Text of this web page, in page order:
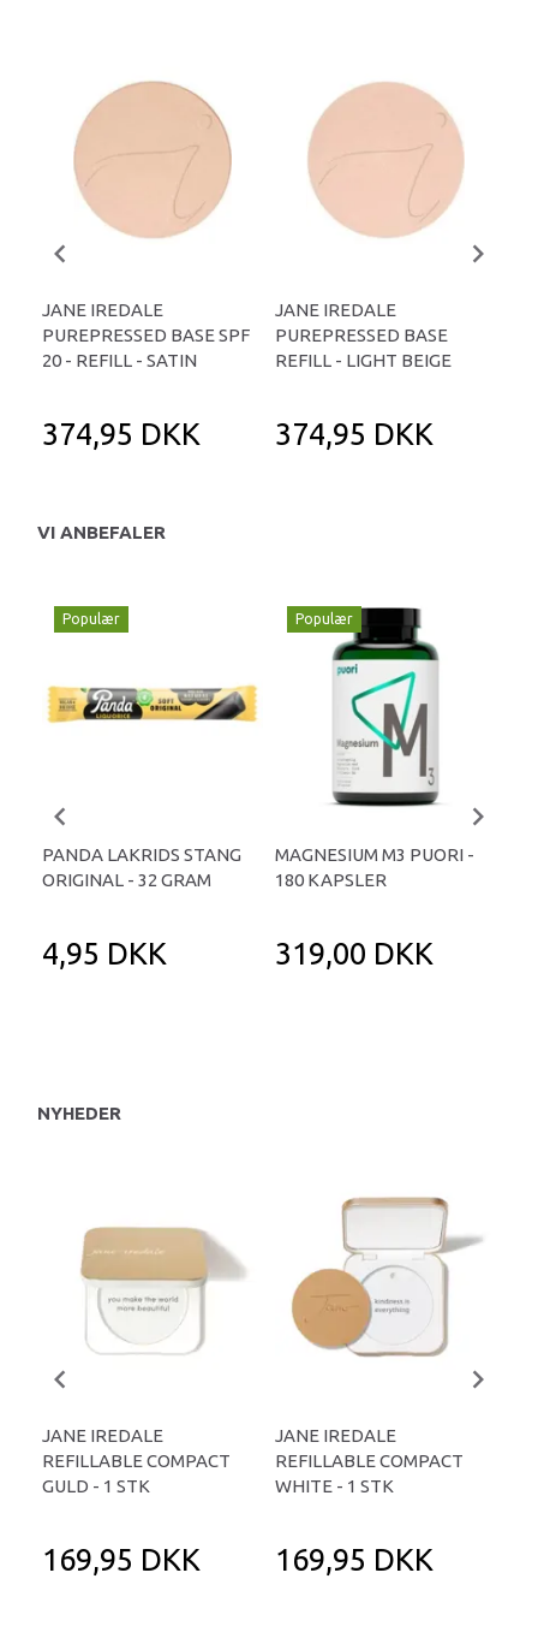
JANE IREDALE
PUREPRESSED BASE SPF
20 - REFILL - SATIN
374,95 DKK
JANE IREDALE
PUREPRESSED BASE
REFILL - LIGHT BEIGE
374,95 DKK
VI ANBEFALER
Populær
PANDA LAKRIDS STANG
ORIGINAL - 32 GRAM
4,95 DKK
Populær
MAGNESIUM M3 PUORI -
180 KAPSLER
319,00 DKK
NYHEDER
JANE IREDALE
REFILLABLE COMPACT
GULD - 1 STK
169,95 DKK
JANE IREDALE
REFILLABLE COMPACT
WHITE - 1 STK
169,95 DKK